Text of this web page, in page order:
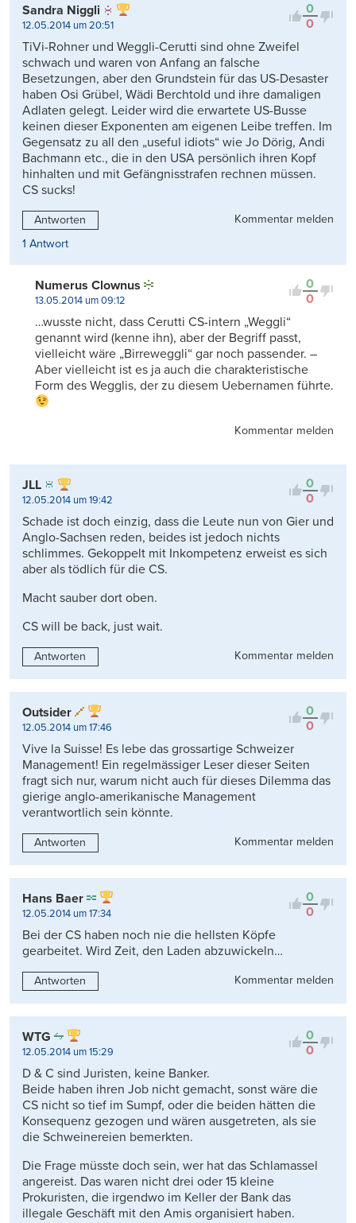
0
0
Sandra Niggli
12.05.2014 um 20:51
TiVi-Rohner und Weggli-Cerutti sind ohne Zweifel
schwach und waren von Anfang an falsche
Besetzungen, aber den Grundstein für das US-Desaster
haben Osi Grübel, Wädi Berchtold und ihre damaligen
Adlaten gelegt. Leider wird die erwartete US-Busse
keinen dieser Exponenten am eigenen Leibe treffen. Im
Gegensatz zu all den „useful idiots“ wie Jo Dörig, Andi
Bachmann etc., die in den USA persönlich ihren Kopf
hinhalten und mit Gefängnisstrafen rechnen müssen.
CS sucks!
Antworten
Kommentar melden
1 Antwort
0
0
Numerus Clownus
13.05.2014 um 09:12
…wusste nicht, dass Cerutti CS-intern „Weggli“
genannt wird (kenne ihn), aber der Begriff passt,
vielleicht wäre „Birreweggli“ gar noch passender. –
Aber vielleicht ist es ja auch die charakteristische
Form des Wegglis, der zu diesem Uebernamen führte.
Kommentar melden
0
0
JLL
12.05.2014 um 19:42
Schade ist doch einzig, dass die Leute nun von Gier und
Anglo-Sachsen reden, beides ist jedoch nichts
schlimmes. Gekoppelt mit Inkompetenz erweist es sich
aber als tödlich für die CS.
Macht sauber dort oben.
CS will be back, just wait.
Antworten Kommentar melden
0
0
Outsider
12.05.2014 um 17:46
Vive la Suisse! Es lebe das grossartige Schweizer
Management! Ein regelmässiger Leser dieser Seiten
fragt sich nur, warum nicht auch für dieses Dilemma das
gierige anglo-amerikanische Management
verantwortlich sein könnte.
Antworten Kommentar melden
0
0
Hans Baer
12.05.2014 um 17:34
Bei der CS haben noch nie die hellsten Köpfe
gearbeitet. Wird Zeit, den Laden abzuwickeln…
Antworten Kommentar melden
0
0
WTG
12.05.2014 um 15:29
D & C sind Juristen, keine Banker.
Beide haben ihren Job nicht gemacht, sonst wäre die
CS nicht so tief im Sumpf, oder die beiden hätten die
Konsequenz gezogen und wären ausgetreten, als sie
die Schweinereien bemerkten.
Die Frage müsste doch sein, wer hat das Schlamassel
angereist. Das waren nicht drei oder 15 kleine
Prokuristen, die irgendwo im Keller der Bank das
illegale Geschäft mit den Amis organisiert haben.